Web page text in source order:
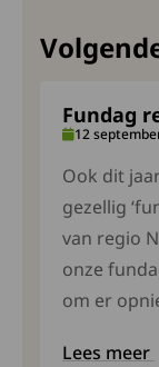
Fundag
12
Ook dit
gezellig
van regio
onze
om er
Lees meer